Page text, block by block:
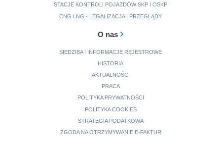
STACJE KONTROLI POJAZDÓW SKP I OSKP
CNG LNG - LEGALIZACJA I PRZEGLĄDY
O nas
SIEDZIBA I INFORMACJE REJESTROWE
HISTORIA
AKTUALNOŚCI
PRACA
POLITYKA PRYWATNOŚCI
POLITYKA COOKIES
STRATEGIA PODATKOWA
ZGODA NA OTRZYMYWANIE E-FAKTUR